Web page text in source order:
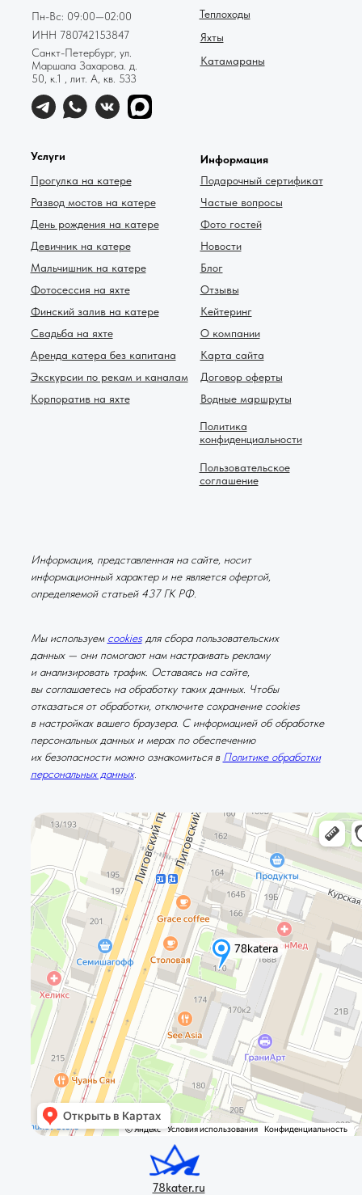
Пн-Вс: 09:00—02:00
ИНН 780742153847
Санкт-Петербург, ул.
Маршала Захарова. д.
50, к.1 , лит. А, кв. 533
Услуги
Прогулка на катере
Развод мостов на катере
День рождения на катере
Девичник на катере
Мальчишник на катере
Фотосессия на яхте
Финский залив на катере
Свадьба на яхте
Аренда катера без капитана
Экскурсии по рекам и каналам
Корпоратив на яхте
78kater.ru
Катамараны
Яхты
Теплоходы
Пользовательское
соглашение
Политика
конфиденциальности
Договор оферты
Водные маршруты
Блог
Информация
Подарочный сертификат
Частые вопросы
Фото гостей
Новости
Отзывы
Кейтеринг
О компании
Карта сайта
Мы используем cookiesдля сбора пользовательских
данных — они помогают нам настраивать рекламу
и анализировать трафик. Оставаясь на сайте,
вы соглашаетесь на обработку таких данных. Чтобы
отказаться от обработки, отключите сохранение cookies
в настройках вашего браузера. С информацией об обработке
персональных данных и мерах по обеспечению
их безопасности можно ознакомиться в Политике обработки
персональных данных.
Информация, представленная на сайте, носит
информационный характер и не является офертой,
определяемой статьей 437 ГК РФ.